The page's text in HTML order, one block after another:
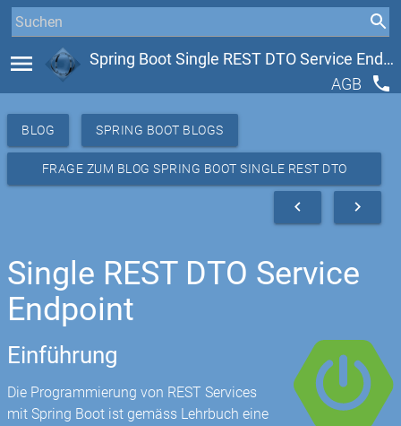
menu
Spring Boot Single REST DTO Service Endpoint
AGB
phone
BLOG SPRING BOOT BLOGS
FRAGE ZUM BLOG SPRING BOOT SINGLE REST DTO
navigate_next
navigate_before
Single REST DTO Service
Endpoint
Einführung
Die Programmierung von REST Services
mit Spring Boot ist gemäss Lehrbuch eine